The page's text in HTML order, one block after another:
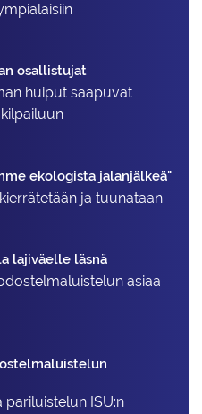
osallistujat
huiput saapuvat
ekologista jalanjälkeä"
ja tuunataan
lajiväelle läsnä
asiaa
pariluistelun ISU:n